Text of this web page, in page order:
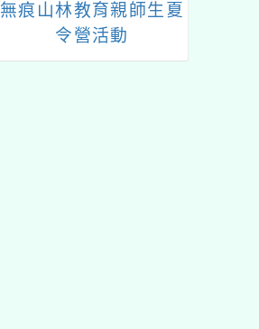
無痕山林教育親師生夏
令營活動